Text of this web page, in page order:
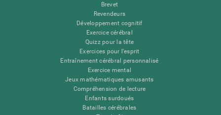
Brevet
Revendeurs
Développement cognitif
Exercice cérébral
Quizz pour la tête
Exercices pour l'esprit
Entraînement cérébral personnalisé
Exercice mental
Jeux mathématiques amusants
Compréhension de lecture
Enfants surdoués
Batailles cérébrales